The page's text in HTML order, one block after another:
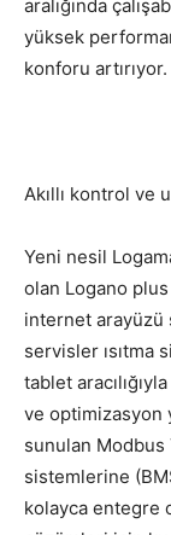
aralığında
yüksek
konforu artırıyor.
Akıllı kontrol ve
Yeni nesil
olan Logano
internet arayüzü
servisler ısıtma
tablet
ve optimizasyon
sunulan Modbus
sistemlerine
kolayca entegre